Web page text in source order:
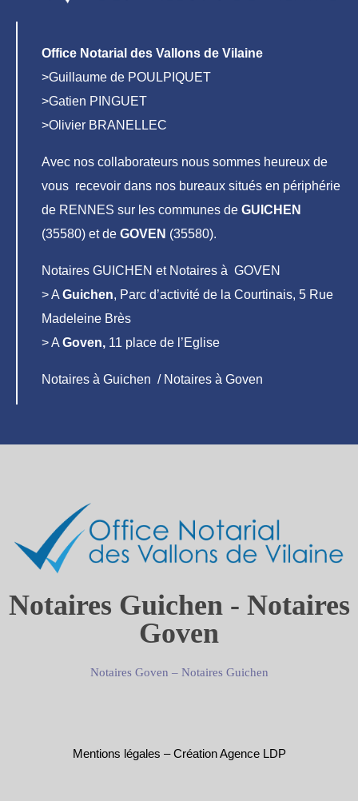
Office Notarial des Vallons de Vilaine
>Guillaume de POULPIQUET
>Gatien PINGUET
>Olivier BRANELLEC
Avec nos collaborateurs nous sommes heureux de
vous recevoir dans nos bureaux situés en périphérie
de RENNES sur les communes de GUICHEN
(35580) et de GOVEN (35580).
Notaires GUICHEN et Notaires à GOVEN
> A Guichen, Parc d’activité de la Courtinais, 5 Rue
Madeleine Brès
> A Goven, 11 place de l’Eglise
Notaires à Guichen / Notaires à Goven
Notaires Guichen - Notaires
Goven
Notaires Goven – Notaires Guichen
Mentions légales –Création Agence LDP